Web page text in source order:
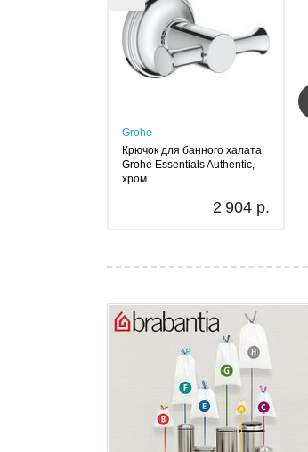
Grohe
Крючок для банного халата
Grohe Essentials Authentic,
хром
2 904 р.